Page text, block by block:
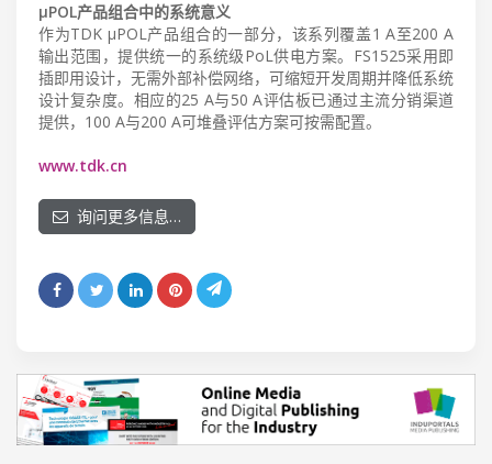
µPOL产品组合中的系统意义
作为TDK µPOL产品组合的一部分，该系列覆盖1 A至200 A
输出范围，提供统一的系统级PoL供电方案。FS1525采用即
插即用设计，无需外部补偿网络，可缩短开发周期并降低系统
设计复杂度。相应的25 A与50 A评估板已通过主流分销渠道
提供，100 A与200 A可堆叠评估方案可按需配置。
www.tdk.cn
询问更多信息…